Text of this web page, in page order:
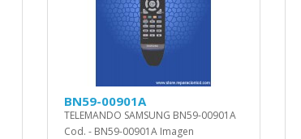
BN59-00901A
TELEMANDO SAMSUNG BN59-00901A
Cod. - BN59-00901A Imagen